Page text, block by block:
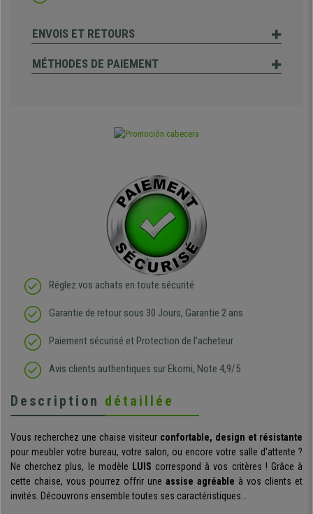
ENVOIS ET RETOURS
MÉTHODES DE PAIEMENT
Réglez vos achats en toute sécurité
Garantie de retour sous 30 Jours, Garantie 2 ans
Paiement sécurisé et Protection de l'acheteur
Avis clients authentiques sur Ekomi, Note 4,9/5
Description détaillée
Vous recherchez une chaise visiteur confortable, design et résistante
pour meubler votre bureau, votre salon, ou encore votre salle d'attente ?
Ne cherchez plus, le modèle LUIS correspond à vos critères ! Grâce à
cette chaise, vous pourrez offrir une assise agréable à vos clients et
invités. Découvrons ensemble toutes ses caractéristiques…